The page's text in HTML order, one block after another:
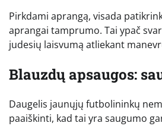
Pirkdami aprangą, visada
aprangai tamprumo. Tai ypač
judesių laisvumą atliekant
Blauzdų apsaugos:
Daugelis jaunųjų futbolininkų
paaiškinti, kad tai yra saugumo